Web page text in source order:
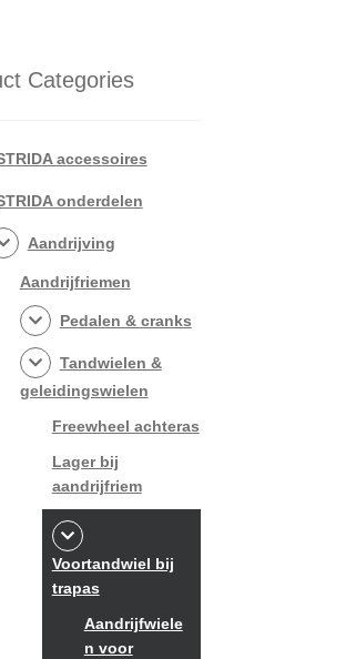
Categories
accessoires
onderdelen
Aandrijving
Aandrijfriemen
Pedalen & cranks
Tandwielen &
geleidingswielen
Freewheel achteras
Lager bij
aandrijfriem
Voortandwiel bij
trapas
Aandrijfwiele
n voor